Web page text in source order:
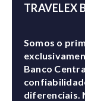
TRAVELEX
Somos o
Banco
diferenciais.